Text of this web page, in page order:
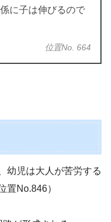
に子は伸びるので
位置No. 664
幼児は大人が苦労する
置No.846）